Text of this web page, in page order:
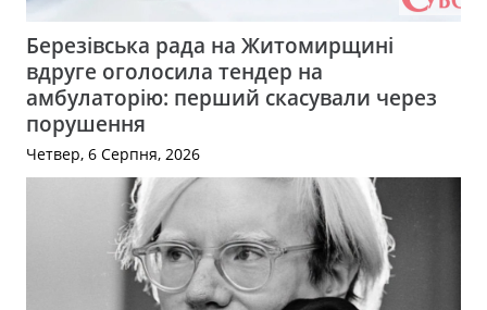
Березівська рада на Житомирщині
вдруге оголосила тендер на
амбулаторію: перший скасували через
порушення
Четвер, 6 Серпня, 2026